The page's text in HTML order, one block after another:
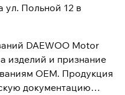
ул. Польной 12 в
DAEWOO Motor
изделий и признание
OEM. Продукция
документацию